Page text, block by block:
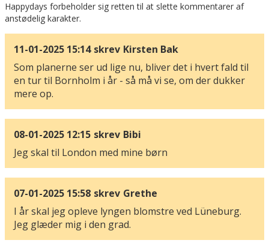
Happydays forbeholder sig retten til at slette kommentarer af
anstødelig karakter.
11-01-2025 15:14 skrev Kirsten Bak
Som planerne ser ud lige nu, bliver det i hvert fald til
en tur til Bornholm i år - så må vi se, om der dukker
mere op.
08-01-2025 12:15 skrev Bibi
Jeg skal til London med mine børn
07-01-2025 15:58 skrev Grethe
I år skal jeg opleve lyngen blomstre ved Lüneburg.
Jeg glæder mig i den grad.